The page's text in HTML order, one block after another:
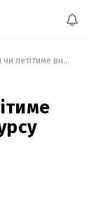
Буде стабільним чи летітиме вниз: чого чекати від курсу долара на початку літа